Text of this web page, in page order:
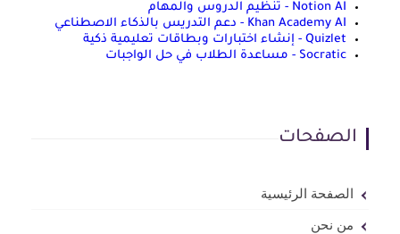
Notion AI - تنظيم الدروس والمهام
Khan Academy AI - دعم التدريس بالذكاء الاصطناعي
Quizlet - إنشاء اختبارات وبطاقات تعليمية ذكية
Socratic - مساعدة الطلاب في حل الواجبات
الصفحات
الصفحة الرئيسية
من نحن